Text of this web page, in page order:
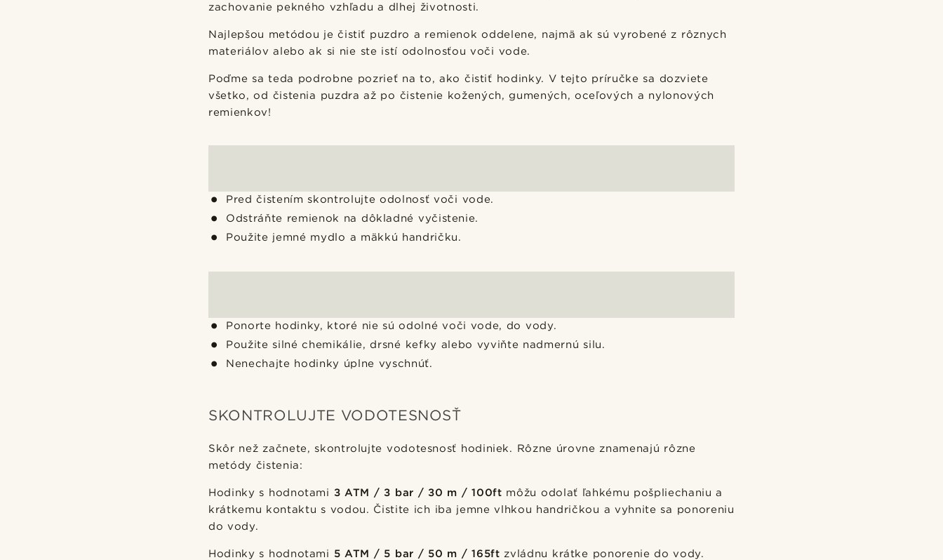
zachovanie pekného vzhľadu a dlhej životnosti.
Najlepšou metódou je čistiť puzdro a remienok oddelene, najmä ak sú vyrobené z rôznych
materiálov alebo ak si nie ste istí odolnosťou voči vode.
Poďme sa teda podrobne pozrieť na to, ako čistiť hodinky. V tejto príručke sa dozviete
všetko, od čistenia puzdra až po čistenie kožených, gumených, oceľových a nylonových
remienkov!
Pred čistením skontrolujte odolnosť voči vode.
Odstráňte remienok na dôkladné vyčistenie.
Použite jemné mydlo a mäkkú handričku.
Ponorte hodinky, ktoré nie sú odolné voči vode, do vody.
Použite silné chemikálie, drsné kefky alebo vyviňte nadmernú silu.
Nenechajte hodinky úplne vyschnúť.
SKONTROLUJTE VODOTESNOSŤ
Skôr než začnete, skontrolujte vodotesnosť hodiniek. Rôzne úrovne znamenajú rôzne
metódy čistenia:
Hodinky s hodnotami 3 ATM / 3 bar / 30 m / 100ft môžu odolať ľahkému pošpliechaniu a
krátkemu kontaktu s vodou. Čistite ich iba jemne vlhkou handričkou a vyhnite sa ponoreniu
do vody.
Hodinky s hodnotami 5 ATM / 5 bar / 50 m / 165ft zvládnu krátke ponorenie do vody.